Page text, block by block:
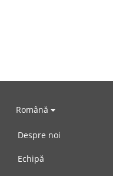
Română
Despre noi
Echipă